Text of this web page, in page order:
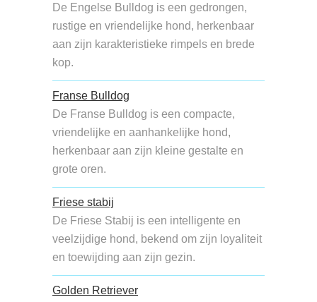
De Engelse Bulldog is een gedrongen,
rustige en vriendelijke hond, herkenbaar
aan zijn karakteristieke rimpels en brede
kop.
Franse Bulldog
De Franse Bulldog is een compacte,
vriendelijke en aanhankelijke hond,
herkenbaar aan zijn kleine gestalte en
grote oren.
Friese stabij
De Friese Stabij is een intelligente en
veelzijdige hond, bekend om zijn loyaliteit
en toewijding aan zijn gezin.
Golden Retriever